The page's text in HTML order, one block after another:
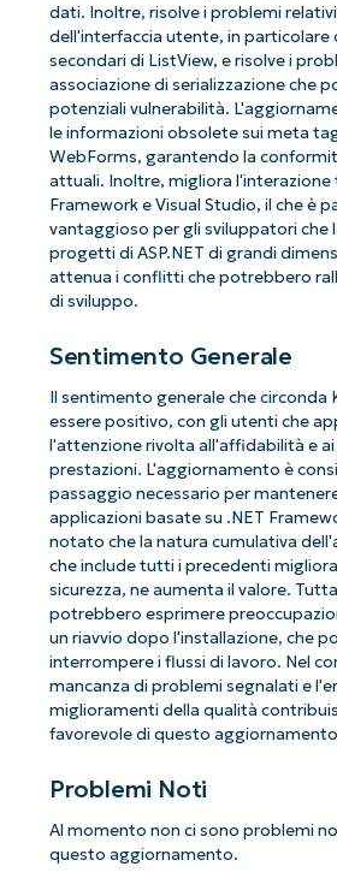
dati. Inoltre, risolve i problemi
dell'interfaccia utente, in particolare
secondari di ListView, e risolve i
associazione di serializzazione che
potenziali vulnerabilità.
le informazioni obsolete sui meta tag
WebForms, garantendo la
attuali. Inoltre, migliora l'interazione
Framework e Visual Studio, il che è
vantaggioso per gli sviluppatori che
progetti di ASP.NET di grandi
attenua i conflitti che potrebbero
di sviluppo.
Sentimento Generale
Il sentimento generale che circonda
essere positivo, con gli utenti che
l'attenzione rivolta all'affidabilità e
prestazioni. L'aggiornamento è
passaggio necessario per
applicazioni basate su .NET
notato che la natura cumulativa
che include tutti i precedenti
sicurezza, ne aumenta il valore.
potrebbero esprimere
un riavvio dopo l'installazione, che
interrompere i flussi di lavoro. Nel
mancanza di problemi segnalati e
miglioramenti della qualità
favorevole di questo
Problemi Noti
Al momento non ci sono problemi
questo aggiornamento.